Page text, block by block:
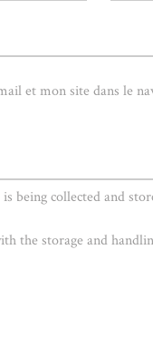
et mon site dans le
being collected and
the storage and